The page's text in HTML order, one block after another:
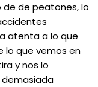
de de peatones, lo
atenta a lo que
lo que vemos en
y nos lo
demasiada